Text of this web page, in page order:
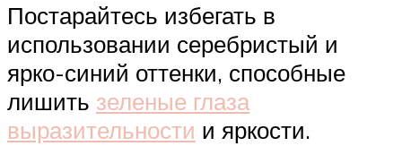
Постарайтесь избегать в
использовании серебристый и
ярко-синий оттенки, способные
лишить зеленые глаза
выразительности и яркости.